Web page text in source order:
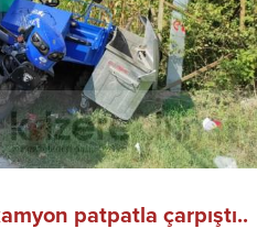
patpatla çarpıştı..